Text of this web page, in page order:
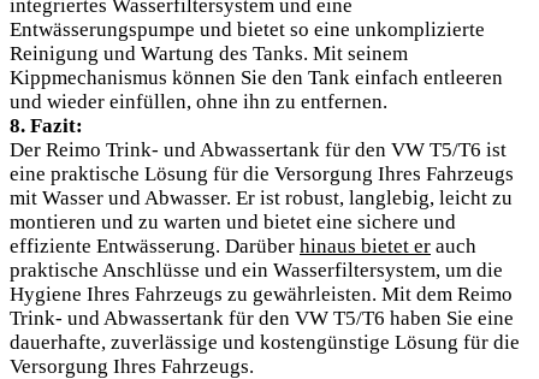
integriertes Wasserfiltersystem und eine
Entwässerungspumpe und bietet so eine unkomplizierte
Reinigung und Wartung des Tanks. Mit seinem
Kippmechanismus können Sie den Tank einfach entleeren
und wieder einfüllen, ohne ihn zu entfernen.
8. Fazit:
Der Reimo Trink- und Abwassertank für den VW T5/T6 ist
eine praktische Lösung für die Versorgung Ihres Fahrzeugs
mit Wasser und Abwasser. Er ist robust, langlebig, leicht zu
montieren und zu warten und bietet eine sichere und
effiziente Entwässerung. Darüber hinaus bietet er auch
praktische Anschlüsse und ein Wasserfiltersystem, um die
Hygiene Ihres Fahrzeugs zu gewährleisten. Mit dem Reimo
Trink- und Abwassertank für den VW T5/T6 haben Sie eine
dauerhafte, zuverlässige und kostengünstige Lösung für die
Versorgung Ihres Fahrzeugs.